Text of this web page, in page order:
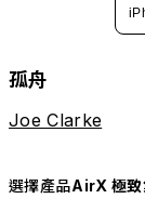
孤舟
Joe Clarke
選擇產品AirX 極致